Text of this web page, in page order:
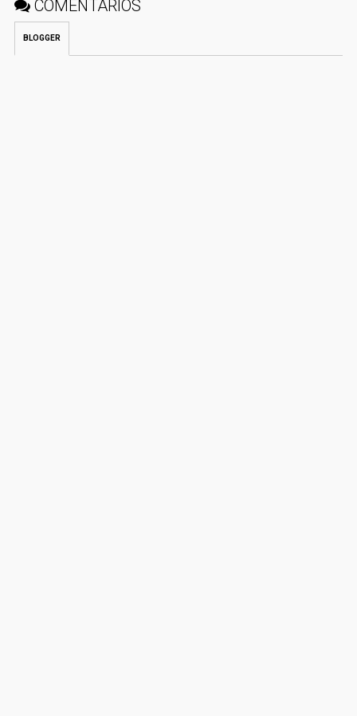
COMENTÁRIOS
BLOGGER